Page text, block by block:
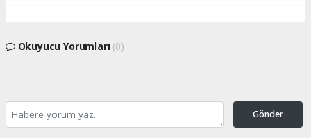
Okuyucu Yorumları (0)
Gönder